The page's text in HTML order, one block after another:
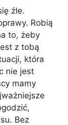
źle.
Robią
to, żeby
z tobą
która
nie jest
mamy
Bez